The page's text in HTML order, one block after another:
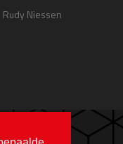
Rudy Niessen